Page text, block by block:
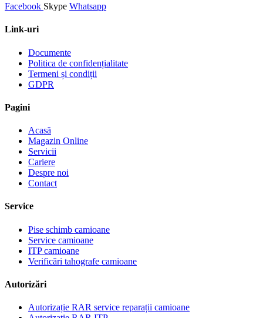
Facebook Skype Whatsapp
Link-uri
Documente
Politica de confidențialitate
Termeni și condiții
GDPR
Pagini
Acasă
Magazin Online
Servicii
Cariere
Despre noi
Contact
Service
Pise schimb camioane
Service camioane
ITP camioane
Verificări tahografe camioane
Autorizări
Autorizație RAR service reparații camioane